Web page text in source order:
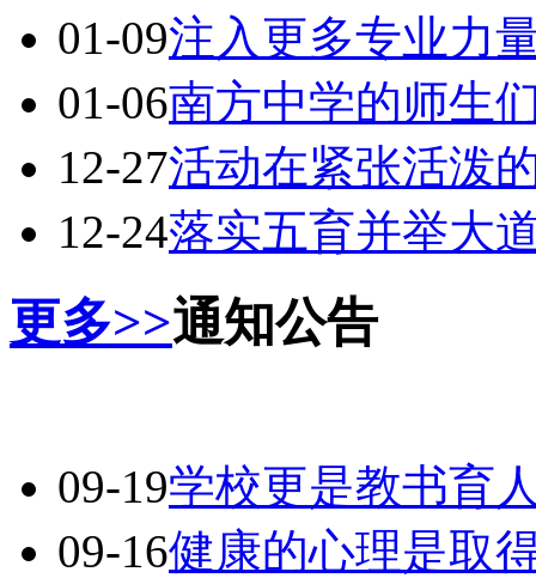
01-09注入更多专业力
01-06南方中学的师生
12-27活动在紧张活泼
12-24落实五育并举大
更多>>通知公告
09-19学校更是教书育
09-16健康的心理是取